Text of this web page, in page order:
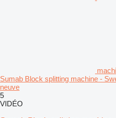
Sumab Block splitting machine -
neuve
5
VIDÉO